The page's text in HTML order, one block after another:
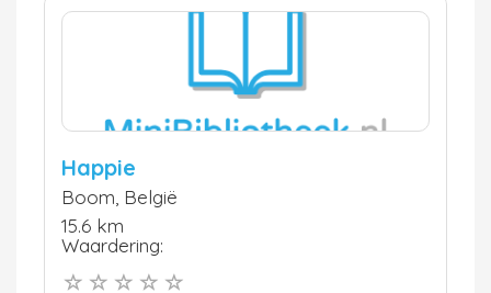
Happie
Boom, België
15.6 km
Waardering: